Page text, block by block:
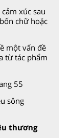
xúc sau
chữ hoặc
một vấn đề
từ tác phẩm
55
sông
thương